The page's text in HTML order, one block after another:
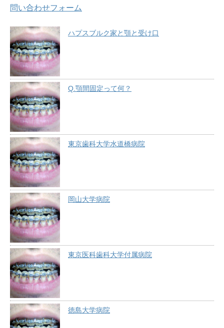
問い合わせフォーム
ハプスブルク家と顎と受け口
Q.顎間固定って何？
東京歯科大学水道橋病院
岡山大学病院
東京医科歯科大学付属病院
徳島大学病院